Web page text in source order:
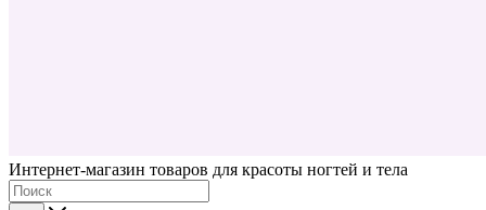
Интернет-магазин товаров для красоты ногтей и тела